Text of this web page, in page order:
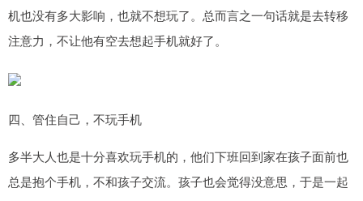
机也没有多大影响，也就不想玩了。总而言之一句话就是去转移
注意力，不让他有空去想起手机就好了。
四、管住自己，不玩手机
多半大人也是十分喜欢玩手机的，他们下班回到家在孩子面前也
总是抱个手机，不和孩子交流。孩子也会觉得没意思，于是一起